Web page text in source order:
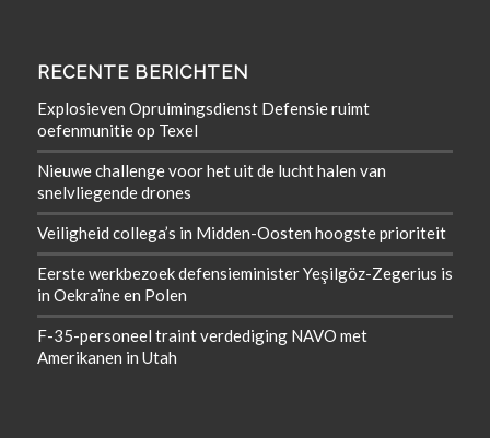
RECENTE BERICHTEN
Explosieven Opruimingsdienst Defensie ruimt
oefenmunitie op Texel
Nieuwe challenge voor het uit de lucht halen van
snelvliegende drones
Veiligheid collega’s in Midden-Oosten hoogste prioriteit
Eerste werkbezoek defensieminister Yeşilgöz-Zegerius is
in Oekraïne en Polen
F-35-personeel traint verdediging NAVO met
Amerikanen in Utah